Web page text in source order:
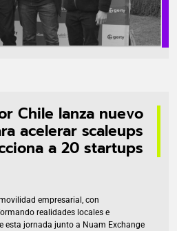
Chile lanza nuevo
acelerar scaleups
a 20 startups
empresarial, con
realidades locales e
esta jornada junto a Nuam Exchange